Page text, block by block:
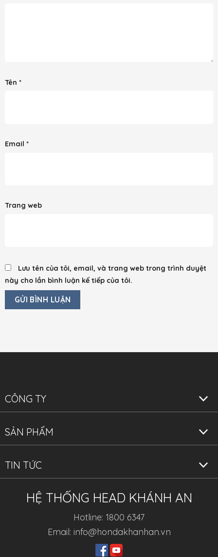
Tên *
Email *
Trang web
Lưu tên của tôi, email, và trang web trong trình duyệt
này cho lần bình luận kế tiếp của tôi.
CÔNG TY
SẢN PHẨM
TIN TỨC
HỆ THỐNG HEAD KHÁNH AN
Hotline: 1800 6347
Email: info@hondakhanhan.vn